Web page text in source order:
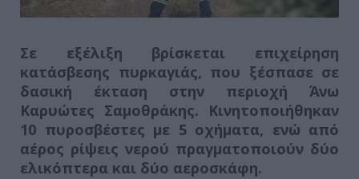
Σε εξέλιξη βρίσκεται επιχείρηση
κατάσβεσης πυρκαγιάς, που ξέσπασε σε
δασική έκταση στην περιοχή Άνω
Καρυώτες Σαμοθράκης. Κινητοποιήθηκαν
10 πυροσβέστες με 5 οχήματα, ενώ από
αέρος ρίψεις νερού πραγματοποιούν δύο
ελικόπτερα και δύο αεροσκάφη.